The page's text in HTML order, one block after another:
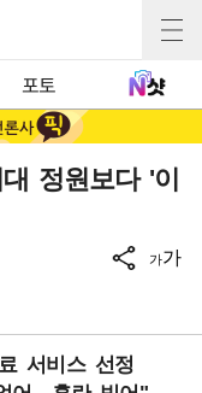
포토
정원보다 '이
가가
서비스 선정